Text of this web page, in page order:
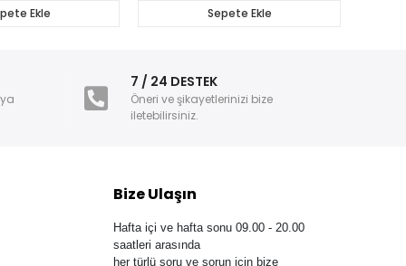
Ekle Sepete Ekle
7 / 24 DESTEK
Öneri ve şikayetlerinizi bize
iletebilirsiniz.
Bize Ulaşın
Hafta içi ve hafta sonu 09.00 - 20.00
saatleri arasında
her türlü soru ve sorun için bize